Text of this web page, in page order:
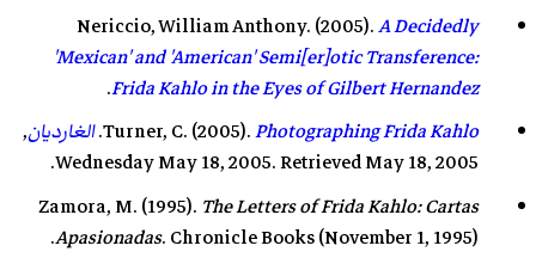
Nericcio, William Anthony. (2005).A Decidedly
'Mexican' and 'American' Semi[er]otic Transference:
Frida Kahlo in the Eyes of Gilbert Hernandez
.
Turner, C. (2005).Photographing Frida Kahlo
.الغارديان,
Wednesday May 18, 2005. Retrieved May 18, 2005.
Zamora, M. (1995). The Letters of Frida Kahlo: Cartas
Apasionadas. Chronicle Books (November 1, 1995).